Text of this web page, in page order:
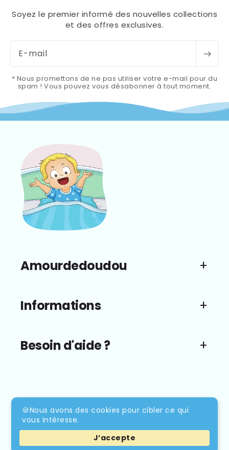
Soyez le premier informé des nouvelles collections
et des offres exclusives.
E-mail
* Nous promettons de ne pas utiliser votre e-mail pour du
spam ! Vous pouvez vous désabonner à tout moment.
Amourdedoudou
Informations
Besoin d'aide ?
Moyens
de
paiement
© 2026,Amourdedoudou
E.L
🍪Nous avons des cookies pour cibler ce qui
vous intéresse.
J’accepte